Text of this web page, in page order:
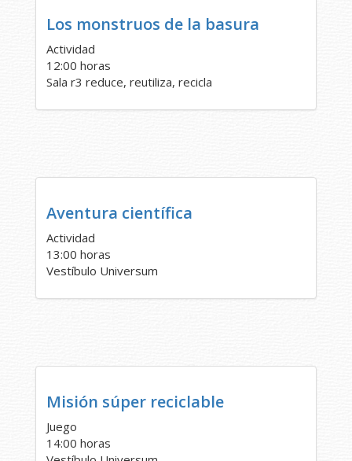
Los monstruos de la basura
Actividad
12:00 horas
Sala r3 reduce, reutiliza, recicla
Aventura científica
Actividad
13:00 horas
Vestíbulo Universum
Misión súper reciclable
Juego
14:00 horas